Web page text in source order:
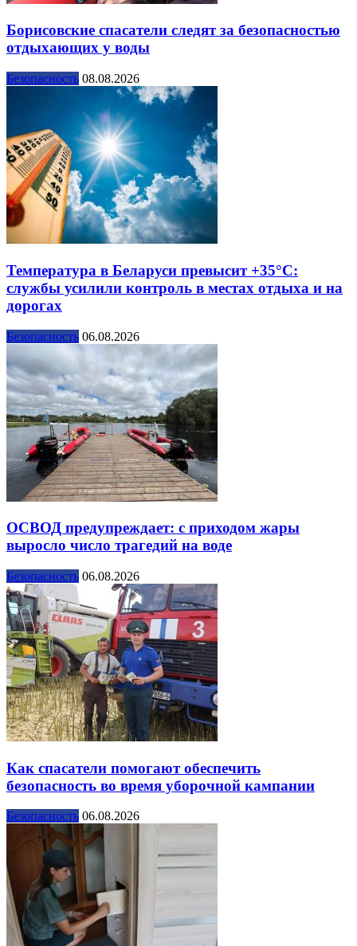
Борисовские спасатели следят за безопасностью
отдыхающих у воды
Безопасность 08.08.2026
Температура в Беларуси превысит +35°С:
службы усилили контроль в местах отдыха и на
дорогах
Безопасность 06.08.2026
ОСВОД предупреждает: с приходом жары
выросло число трагедий на воде
Безопасность 06.08.2026
Как спасатели помогают обеспечить
безопасность во время уборочной кампании
Безопасность 06.08.2026